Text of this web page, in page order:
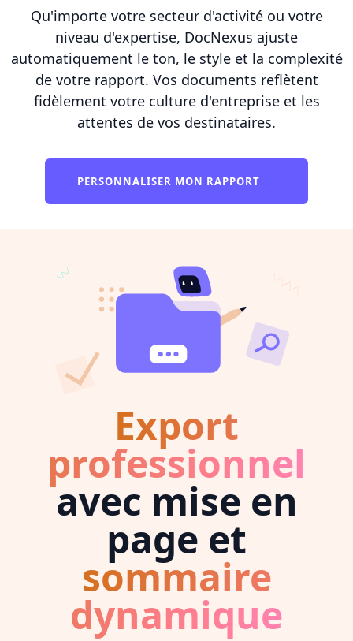
Qu'importe votre secteur d'activité ou votre
niveau d'expertise, DocNexus ajuste
automatiquement le ton, le style et la complexité
de votre rapport. Vos documents reflètent
fidèlement votre culture d'entreprise et les
attentes de vos destinataires.
PERSONNALISER MON RAPPORT
Export
professionnel
avec mise en
page et
sommaire
dynamique